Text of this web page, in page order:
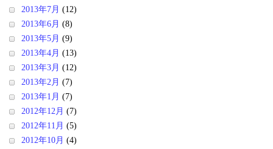
2013年7月 (12)
2013年6月 (8)
2013年5月 (9)
2013年4月 (13)
2013年3月 (12)
2013年2月 (7)
2013年1月 (7)
2012年12月 (7)
2012年11月 (5)
2012年10月 (4)